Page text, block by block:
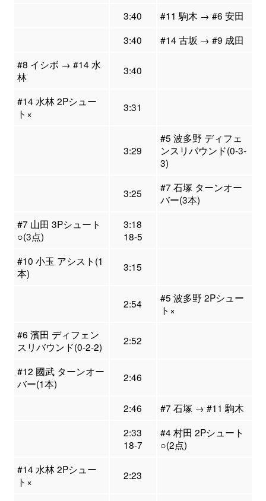
3:40
#11 駒木 → #6 安田
3:40
#14 古坂 → #9 成田
#8 イシボ → #14 水
林
3:40
#14 水林 2Pシュー
ト×
3:31
3:29
#5 波多野 ディフェ
ンスリバウンド(0-3-
3)
3:25
#7 石塚 ターンオー
バー(3本)
#7 山田 3Pシュート
○(3点)
3:18
18-5
#10 小玉 アシスト(1
本)
3:15
2:54
#5 波多野 2Pシュー
ト×
#6 濱田 ディフェン
スリバウンド(0-2-2)
2:52
#12 國武 ターンオー
バー(1本)
2:46
2:46
#7 石塚 → #11 駒木
2:33
18-7
#4 村田 2Pシュート
○(2点)
#14 水林 2Pシュー
ト×
2:23